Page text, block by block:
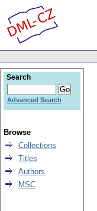
Search
Advanced Search
Browse
Collections
Titles
Authors
MSC